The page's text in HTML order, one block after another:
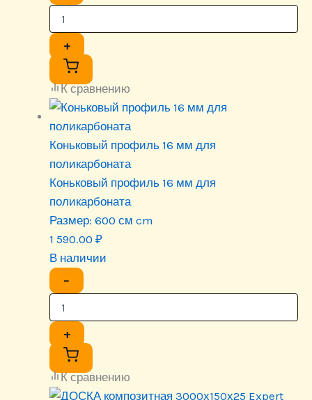
+
К сравнению
Коньковый профиль 16 мм для
поликарбоната
Коньковый профиль 16 мм для
поликарбоната
Размер: 600 см cm
1 590.00 ₽
В наличии
−
+
К сравнению